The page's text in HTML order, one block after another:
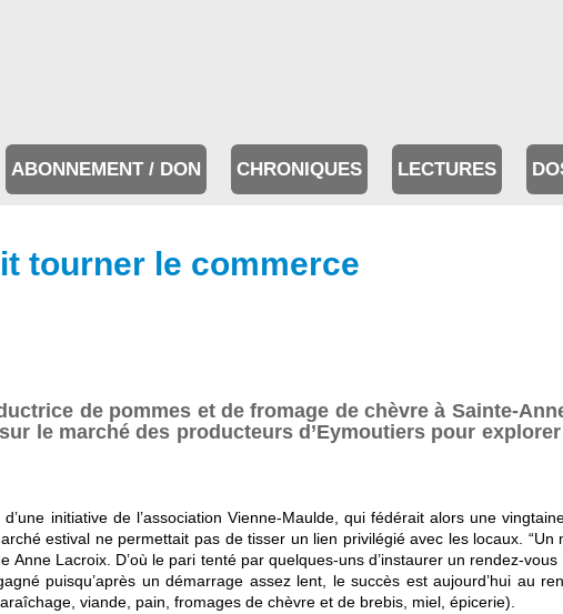
ABONNEMENT / DON CHRONIQUES LECTURES
tourner le commerce
de pommes et de fromage de chèvre à Sainte-
le marché des producteurs d’Eymoutiers pour
initiative de l’association Vienne-Maulde, qui fédérait alors une
estival ne permettait pas de tisser un lien privilégié avec les locaux. “Un
Lacroix. D’où le pari tenté par quelques-uns d’instaurer un rendez-
puisqu’après un démarrage assez lent, le succès est aujourd’hui au
viande, pain, fromages de chèvre et de brebis, miel, épicerie).